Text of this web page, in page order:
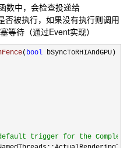
数中，会检查投递给
被执行，如果没有执行则调用
等待（通过Event实现）
( bool bSyncToRHIAndGPU)
trigger for the